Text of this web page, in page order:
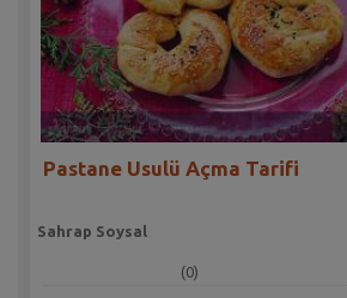
Pastane Usulü Açma Tarifi
Sahrap Soysal
(0)